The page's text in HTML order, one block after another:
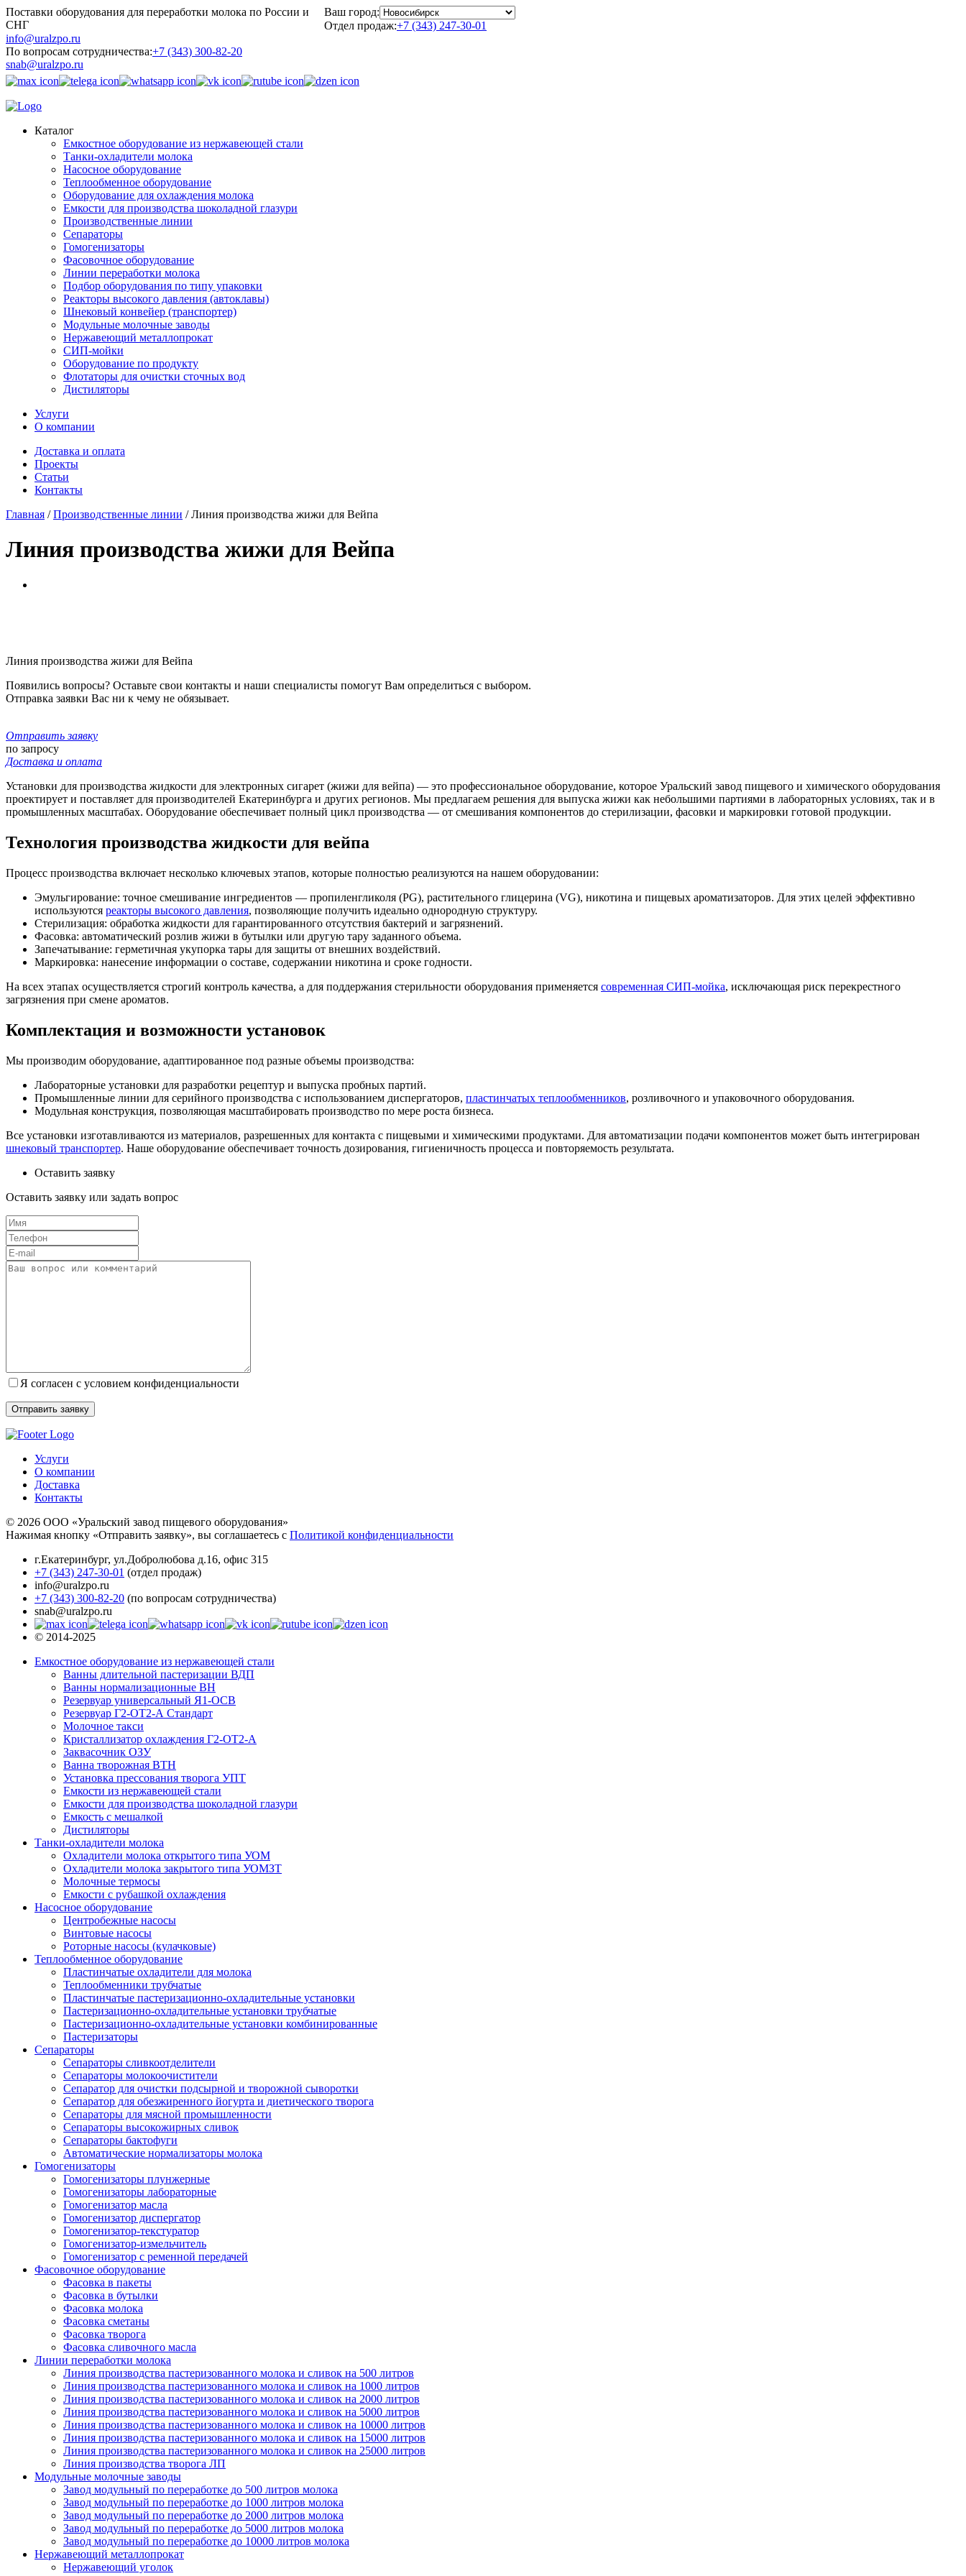
Поставки оборудования для переработки молока по России и
СНГ
Ваш город:
Отдел продаж:+7 (343) 247-30-01
info@uralzpo.ru
По вопросам сотрудничества:+7 (343) 300-82-20
snab@uralzpo.ru
Каталог
Емкостное оборудование из нержавеющей стали
Танки-охладители молока
Насосное оборудование
Теплообменное оборудование
Оборудование для охлаждения молока
Емкости для производства шоколадной глазури
Производственные линии
Сепараторы
Гомогенизаторы
Фасовочное оборудование
Линии переработки молока
Подбор оборудования по типу упаковки
Реакторы высокого давления (автоклавы)
Шнековый конвейер (транспортер)
Модульные молочные заводы
Нержавеющий металлопрокат
СИП-мойки
Оборудование по продукту
Флотаторы для очистки сточных вод
Дистиляторы
Услуги
О компании
Доставка и оплата
Проекты
Статьи
Контакты
Главная /Производственные линии /Линия производства жижи для Вейпа
Линия производства жижи для Вейпа
Линия производства жижи для Вейпа
Появились вопросы? Оставьте свои контакты и наши специалисты помогут Вам определиться с выбором.
Отправка заявки Вас ни к чему не обязывает.
Отправить заявку
по запросу
Доставка и оплата
Установки для производства жидкости для электронных сигарет (жижи для вейпа) — это профессиональное оборудование, которое Уральский завод пищевого и химического оборудования
проектирует и поставляет для производителей Екатеринбурга и других регионов. Мы предлагаем решения для выпуска жижи как небольшими партиями в лабораторных условиях, так и в
промышленных масштабах. Оборудование обеспечивает полный цикл производства — от смешивания компонентов до стерилизации, фасовки и маркировки готовой продукции.
Технология производства жидкости для вейпа
Процесс производства включает несколько ключевых этапов, которые полностью реализуются на нашем оборудовании:
Эмульгирование: точное смешивание ингредиентов — пропиленгликоля (PG), растительного глицерина (VG), никотина и пищевых ароматизаторов. Для этих целей эффективно
используются реакторы высокого давления, позволяющие получить идеально однородную структуру.
Стерилизация: обработка жидкости для гарантированного отсутствия бактерий и загрязнений.
Фасовка: автоматический розлив жижи в бутылки или другую тару заданного объема.
Запечатывание: герметичная укупорка тары для защиты от внешних воздействий.
Маркировка: нанесение информации о составе, содержании никотина и сроке годности.
На всех этапах осуществляется строгий контроль качества, а для поддержания стерильности оборудования применяется современная СИП-мойка, исключающая риск перекрестного
загрязнения при смене ароматов.
Комплектация и возможности установок
Мы производим оборудование, адаптированное под разные объемы производства:
Лабораторные установки для разработки рецептур и выпуска пробных партий.
Промышленные линии для серийного производства с использованием диспергаторов, пластинчатых теплообменников, розливочного и упаковочного оборудования.
Модульная конструкция, позволяющая масштабировать производство по мере роста бизнеса.
Все установки изготавливаются из материалов, разрешенных для контакта с пищевыми и химическими продуктами. Для автоматизации подачи компонентов может быть интегрирован
шнековый транспортер. Наше оборудование обеспечивает точность дозирования, гигиеничность процесса и повторяемость результата.
Оставить заявку
Оставить заявку или задать вопрос
Я согласен с условием конфиденциальности
Услуги
О компании
Доставка
Контакты
© 2026 ООО «Уральский завод пищевого оборудования»
Нажимая кнопку «Отправить заявку», вы соглашаетесь с Политикой конфиденциальности
г.Екатеринбург, ул.Добролюбова д.16, офис 315
+7 (343) 247-30-01 (отдел продаж)
info@uralzpo.ru
+7 (343) 300-82-20 (по вопросам сотрудничества)
snab@uralzpo.ru
© 2014-2025
Емкостное оборудование из нержавеющей стали
Ванны длительной пастеризации ВДП
Ванны нормализационные ВН
Резервуар универсальный Я1-ОСВ
Резервуар Г2-ОТ2-А Стандарт
Молочное такси
Кристаллизатор охлаждения Г2-ОТ2-А
Заквасочник ОЗУ
Ванна творожная ВТН
Установка прессования творога УПТ
Емкости из нержавеющей стали
Емкости для производства шоколадной глазури
Емкость с мешалкой
Дистиляторы
Танки-охладители молока
Охладители молока открытого типа УОМ
Охладители молока закрытого типа УОМЗТ
Молочные термосы
Емкости с рубашкой охлаждения
Насосное оборудование
Центробежные насосы
Винтовые насосы
Роторные насосы (кулачковые)
Теплообменное оборудование
Пластинчатые охладители для молока
Теплообменники трубчатые
Пластинчатые пастеризационно-охладительные установки
Пастеризационно-охладительные установки трубчатые
Пастеризационно-охладительные установки комбинированные
Пастеризаторы
Сепараторы
Сепараторы сливкоотделители
Сепараторы молокоочистители
Сепаратор для очистки подсырной и творожной сыворотки
Сепаратор для обезжиренного йогурта и диетического творога
Сепараторы для мясной промышленности
Сепараторы высокожирных сливок
Сепараторы бактофуги
Автоматические нормализаторы молока
Гомогенизаторы
Гомогенизаторы плунжерные
Гомогенизаторы лабораторные
Гомогенизатор масла
Гомогенизатор диспергатор
Гомогенизатор-текстуратор
Гомогенизатор-измельчитель
Гомогенизатор с ременной передачей
Фасовочное оборудование
Фасовка в пакеты
Фасовка в бутылки
Фасовка молока
Фасовка сметаны
Фасовка творога
Фасовка сливочного масла
Линии переработки молока
Линия производства пастеризованного молока и сливок на 500 литров
Линия производства пастеризованного молока и сливок на 1000 литров
Линия производства пастеризованного молока и сливок на 2000 литров
Линия производства пастеризованного молока и сливок на 5000 литров
Линия производства пастеризованного молока и сливок на 10000 литров
Линия производства пастеризованного молока и сливок на 15000 литров
Линия производства пастеризованного молока и сливок на 25000 литров
Линия производства творога ЛП
Модульные молочные заводы
Завод модульный по переработке до 500 литров молока
Завод модульный по переработке до 1000 литров молока
Завод модульный по переработке до 2000 литров молока
Завод модульный по переработке до 5000 литров молока
Завод модульный по переработке до 10000 литров молока
Нержавеющий металлопрокат
Нержавеющий уголок